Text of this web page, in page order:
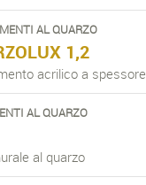
AL QUARZO
1,2
acrilico a spessore
AL QUARZO
al quarzo